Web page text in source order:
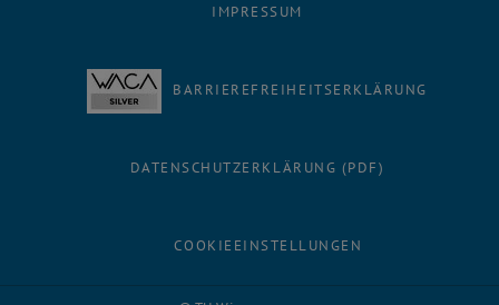
IMPRESSUM
BARRIEREFREIHEITSERKLÄRUNG
DATENSCHUTZERKLÄRUNG (PDF)
COOKIEEINSTELLUNGEN